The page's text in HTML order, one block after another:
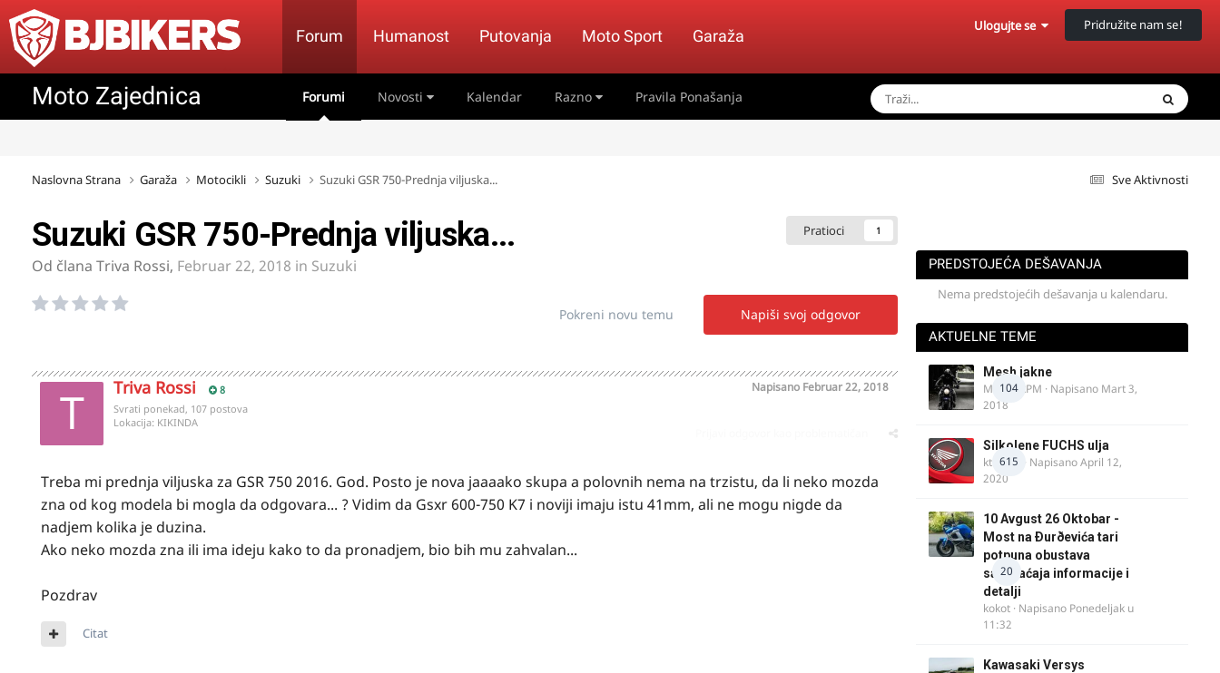
Forum Humanost Putovanja Moto Sport Garaža
Ulogujte se Pridružite nam se!
Moto Zajednica Forumi Novosti Kalendar Razno Pravila Ponašanja
Sve Aktivnosti
Naslovna Strana Garaža Motocikli Suzuki Suzuki GSR 750-Prednja viljuska...
Pratioci 1
Suzuki GSR 750-Prednja viljuska...
Od člana Triva Rossi, Februar 22, 2018 in Suzuki
Napiši svoj odgovor
Pokreni novu temu
Triva Rossi 8 Napisano Februar 22, 2018
Svrati ponekad, 107 postova
Lokacija: KIKINDA
Treba mi prednja viljuska za GSR 750 2016. God. Posto je nova jaaaako skupa a polovnih nema na trzistu, da li neko mozda
zna od kog modela bi mogla da odgovara... ? Vidim da Gsxr 600-750 K7 i noviji imaju istu 41mm, ali ne mogu nigde da
nadjem kolika je duzina.
Ako neko mozda zna ili ima ideju kako to da pronadjem, bio bih mu zahvalan...
Pozdrav
Citat
PREDSTOJEĆA DEŠAVANJA
Nema predstojećih dešavanja u kalendaru.
AKTUELNE TEME
104
Mesh jakne
MostarRPM · Napisano Mart 3,
2018
615
Silkolene FUCHS ulja
ktm600 · NapisanoApril 12,
2020
20
10 Avgust 26 Oktobar -
Most na Ðurðevića tari
potpuna obustava
saobraćaja informacije i
detalji
kokot · Napisano Ponedeljak u
11:32
Kawasaki Versys